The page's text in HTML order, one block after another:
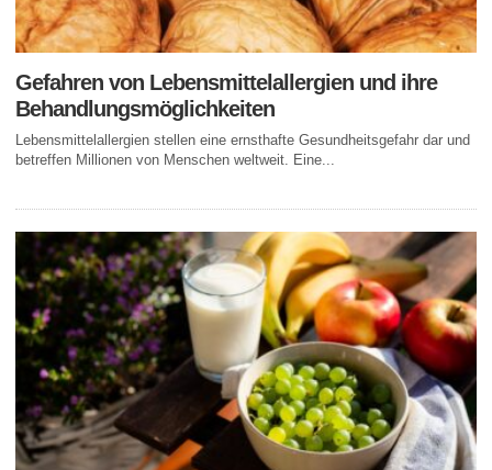
Gefahren von Lebensmittelallergien und ihre
Behandlungsmöglichkeiten
Lebensmittelallergien stellen eine ernsthafte Gesundheitsgefahr dar und
betreffen Millionen von Menschen weltweit. Eine...